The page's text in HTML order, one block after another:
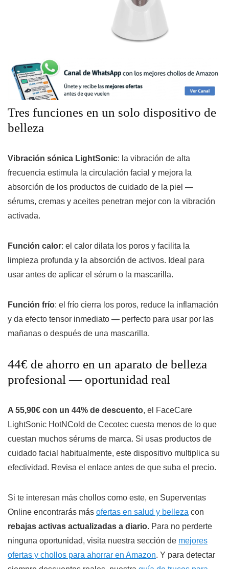
Tres funciones en un solo dispositivo de
belleza
Vibración sónica LightSonic: la vibración de alta
frecuencia estimula la circulación facial y mejora la
absorción de los productos de cuidado de la piel —
sérums, cremas y aceites penetran mejor con la vibración
activada.
Función calor: el calor dilata los poros y facilita la
limpieza profunda y la absorción de activos. Ideal para
usar antes de aplicar el sérum o la mascarilla.
Función frío: el frío cierra los poros, reduce la inflamación
y da efecto tensor inmediato — perfecto para usar por las
mañanas o después de una mascarilla.
44€ de ahorro en un aparato de belleza
profesional — oportunidad real
A 55,90€ con un 44% de descuento, el FaceCare
LightSonic HotNCold de Cecotec cuesta menos de lo que
cuestan muchos sérums de marca. Si usas productos de
cuidado facial habitualmente, este dispositivo multiplica su
efectividad. Revisa el enlace antes de que suba el precio.
Si te interesan más chollos como este, en Superventas
Online encontrarás más ofertas en salud y belleza con
rebajas activas actualizadas a diario. Para no perderte
ninguna oportunidad, visita nuestra sección de mejores
ofertas y chollos para ahorrar en Amazon. Y para detectar